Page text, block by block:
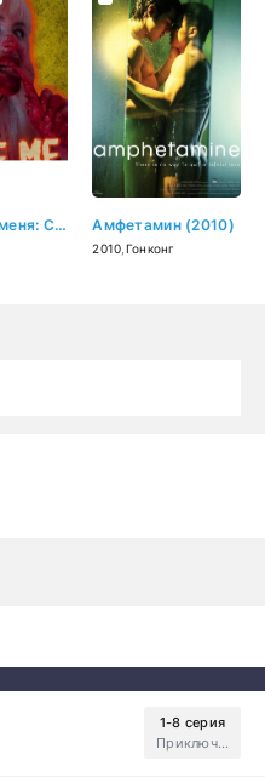
Попробуй меня: Смертельный эскорт, Часть 3 (2018) Амфетамин (2010)
2010 Гонконг
1-8 серия
Приключения, Зарубежный, Мелодрама